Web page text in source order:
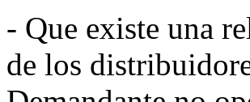
- Que existe una
de los